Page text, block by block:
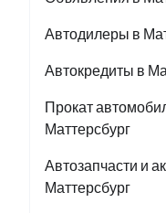
Автодилеры в
Автокредиты в
Прокат
Маттерсбург
Автозапчасти и
Маттерсбург